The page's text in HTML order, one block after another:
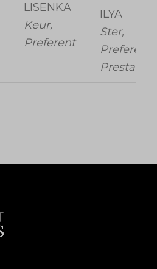
LISENKA
Keur,
Preferent
ILYA
Ster,
Preferent,
Prestatie